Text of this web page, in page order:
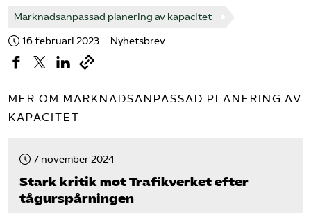
Marknadsanpassad planering av kapacitet
16 februari 2023 Nyhetsbrev
MER OM MARKNADSANPASSAD PLANERING AV
KAPACITET
7 november 2024
Stark kritik mot Trafikverket efter
tågurspårningen